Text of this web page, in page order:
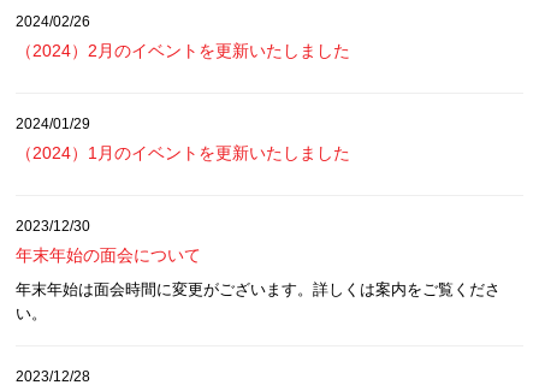
2024/02/26
（2024）2月のイベントを更新いたしました
2024/01/29
（2024）1月のイベントを更新いたしました
2023/12/30
年末年始の面会について
年末年始は面会時間に変更がございます。詳しくは案内をご覧くださ
い。
2023/12/28